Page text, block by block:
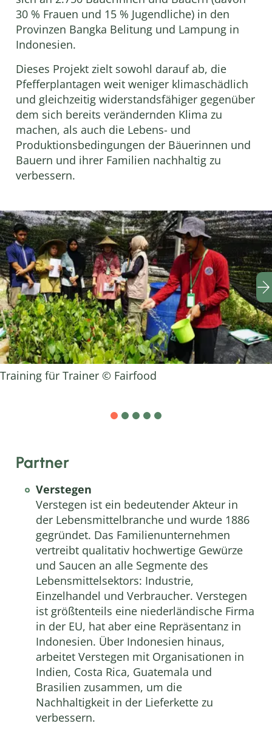
30 % Frauen und 15 % Jugendliche) in den
Provinzen Bangka Belitung und Lampung in
Indonesien.
Dieses Projekt zielt sowohl darauf ab, die
Pfefferplantagen weit weniger klimaschädlich
und gleichzeitig widerstandsfähiger gegenüber
dem sich bereits verändernden Klima zu
machen, als auch die Lebens- und
Produktionsbedingungen der Bäuerinnen und
Bauern und ihrer Familien nachhaltig zu
verbessern.
Training für Trainer © Fairfood
Partner
Verstegen
Verstegen ist ein bedeutender Akteur in
der Lebensmittelbranche und wurde 1886
gegründet. Das Familienunternehmen
vertreibt qualitativ hochwertige Gewürze
und Saucen an alle Segmente des
Lebensmittelsektors: Industrie,
Einzelhandel und Verbraucher. Verstegen
ist größtenteils eine niederländische Firma
in der EU, hat aber eine Repräsentanz in
Indonesien. Über Indonesien hinaus,
arbeitet Verstegen mit Organisationen in
Indien, Costa Rica, Guatemala und
Brasilien zusammen, um die
Nachhaltigkeit in der Lieferkette zu
verbessern.